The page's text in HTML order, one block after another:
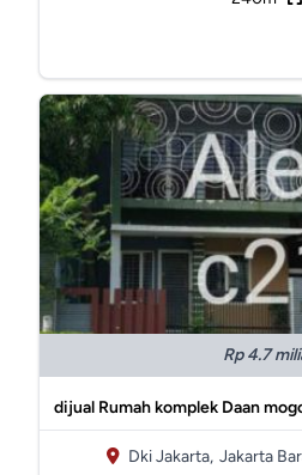
Rp 4.7
dijual Rumah komplek Daan
Dki Jakarta, Jakarta